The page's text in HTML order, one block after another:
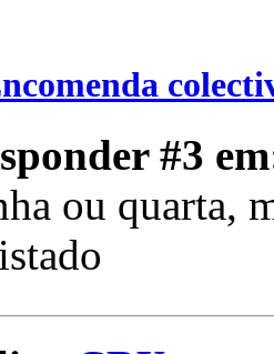
#3
ou quarta,